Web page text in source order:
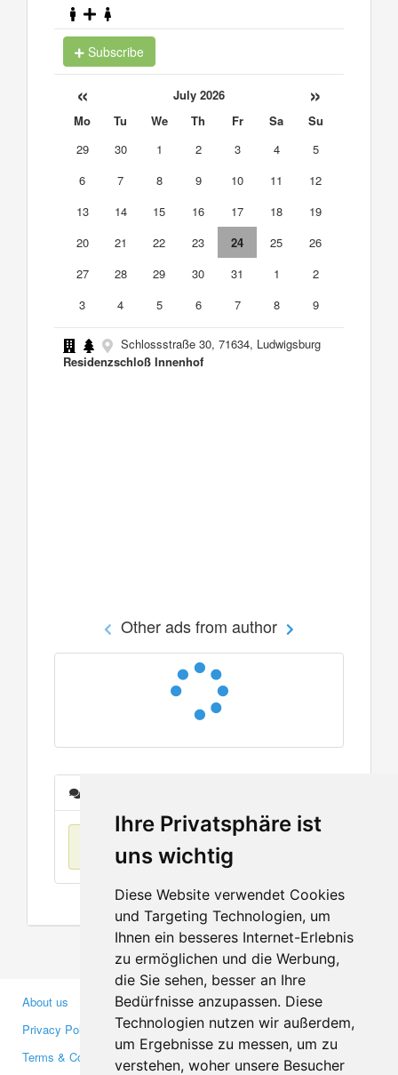
Ihre Privatsphäre ist
uns wichtig
Diese Website verwendet Cookies
und Targeting Technologien, um
Ihnen ein besseres Internet-Erlebnis
zu ermöglichen und die Werbung,
die Sie sehen, besser an Ihre
Bedürfnisse anzupassen. Diese
Technologien nutzen wir außerdem,
um Ergebnisse zu messen, um zu
verstehen, woher unsere Besucher
Subscribe
« July 2026 »
Mo Tu We Th Fr Sa
Su
29
30 1 2 3 4
5
6
7 8 9 10 11
12
13
14 15 16 17 18
19
20
21 22 23 24 25
26
27
28 29 30 31 1
2
3
4 5 6 7 8 9
Schlossstraße 30, 71634, Ludwigsburg
Residenzschloß Innenhof
Other ads from author
No items found
About us
Privacy Policy
Terms & Conditions
Business Partners
Investors